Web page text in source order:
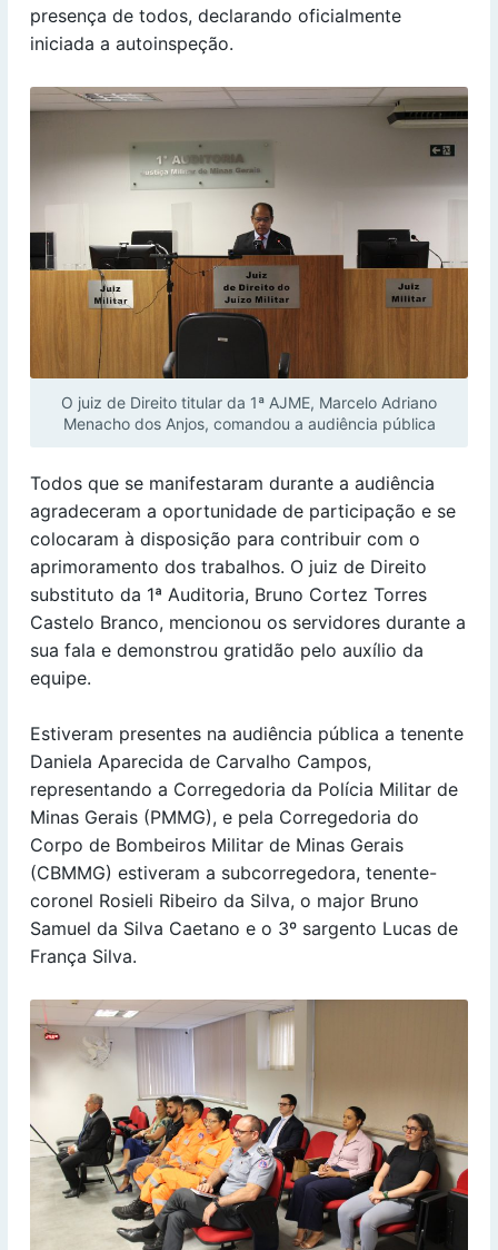
presença de todos, declarando oficialmente
iniciada a autoinspeção.
O juiz de Direito titular da 1ª AJME, Marcelo Adriano
Menacho dos Anjos, comandou a audiência pública
Todos que se manifestaram durante a audiência
agradeceram a oportunidade de participação e se
colocaram à disposição para contribuir com o
aprimoramento dos trabalhos. O juiz de Direito
substituto da 1ª Auditoria, Bruno Cortez Torres
Castelo Branco, mencionou os servidores durante a
sua fala e demonstrou gratidão pelo auxílio da
equipe.
Estiveram presentes na audiência pública a tenente
Daniela Aparecida de Carvalho Campos,
representando a Corregedoria da Polícia Militar de
Minas Gerais (PMMG), e pela Corregedoria do
Corpo de Bombeiros Militar de Minas Gerais
(CBMMG) estiveram a subcorregedora, tenente-
coronel Rosieli Ribeiro da Silva, o major Bruno
Samuel da Silva Caetano e o 3º sargento Lucas de
França Silva.